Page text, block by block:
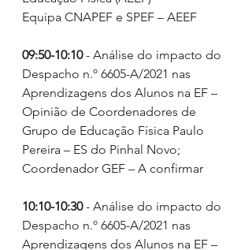
Equipa CNAPEF e SPEF – AEEF
09:50-10:10 - Análise do impacto do
Despacho n.º 6605-A/2021 nas
Aprendizagens dos Alunos na EF –
Opinião de Coordenadores de
Grupo de Educação Física Paulo
Pereira – ES do Pinhal Novo;
Coordenador GEF – A confirmar
10:10-10:30 - Análise do impacto do
Despacho n.º 6605-A/2021 nas
Aprendizagens dos Alunos na EF –